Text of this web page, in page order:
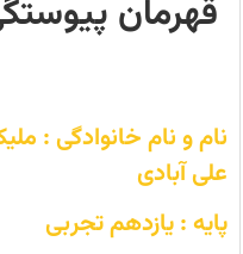
قهرمان
می‌کنم
چون
باعث
کاهش
میشه
و
نام و نام خانوادگی :
علی آبادی
پایه : یازدهم تجربی